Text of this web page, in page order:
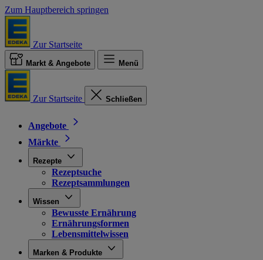
Zum Hauptbereich springen
Zur Startseite
Markt & Angebote Menü
Zur Startseite Schließen
Angebote
Märkte
Rezepte
Rezeptsuche
Rezeptsammlungen
Wissen
Bewusste Ernährung
Ernährungsformen
Lebensmittelwissen
Marken & Produkte